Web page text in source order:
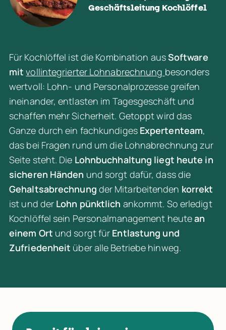
Geschäftsleitung Kochlöffel
Für Kochlöffel ist die Kombination aus Software
mit vollintegrierter Lohnabrechnung besonders
wertvoll: Lohn- und Personalprozesse greifen
ineinander, entlasten im Tagesgeschäft und
schaffen mehr Sicherheit. Getoppt wird das
Ganze durch ein fachkundiges Expertenteam,
das bei Fragen rund um die Lohnabrechnung zur
Seite steht. Die Lohnbuchhaltung liegt heute in
sicheren Händen
Gehaltsabrechnung der Mitarbeitenden korrekt
ist und der Lohn pünktlich ankommt. So erledigt
Kochlöffel sein Personalmanagement heute an
einem Ort und sorgt für Entlastung und
Zufriedenheit über alle Betriebe hinweg.